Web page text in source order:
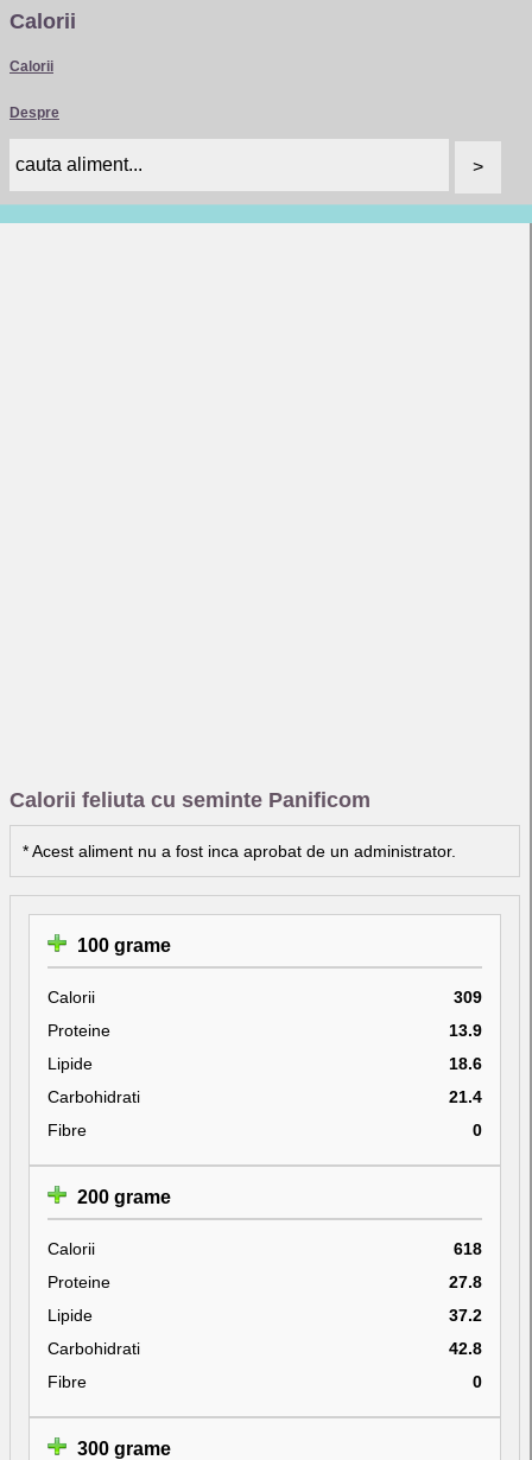
Calorii
Calorii
Despre
Calorii feliuta cu seminte Panificom
* Acest aliment nu a fost inca aprobat de un administrator.
100 grame
Calorii
309
Proteine
13.9
Lipide
18.6
Carbohidrati
21.4
Fibre
0
200 grame
Calorii
618
Proteine
27.8
Lipide
37.2
Carbohidrati
42.8
Fibre
0
300 grame